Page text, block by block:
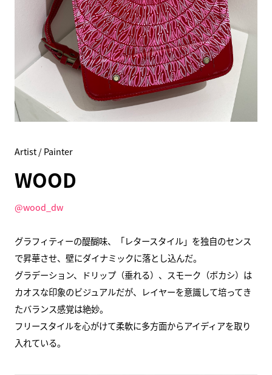
Artist / Painter
WOOD
@wood_dw
グラフィティーの醍醐味、「レタースタイル」を独自のセンス
で昇華させ、壁にダイナミックに落とし込んだ。
グラデーション、ドリップ（垂れる）、スモーク（ボカシ）は
カオスな印象のビジュアルだが、レイヤーを意識して培ってき
たバランス感覚は絶妙。
フリースタイルを心がけて柔軟に多方面からアイディアを取り
入れている。